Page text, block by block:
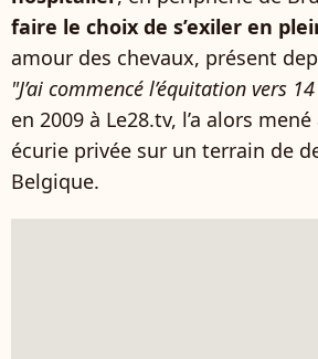
faire le choix de s’exiler en
amour des chevaux, présent
"J’ai commencé l’équitation vers
en 2009 à Le28.tv, l’a alors
écurie privée sur un terrain de
Belgique.